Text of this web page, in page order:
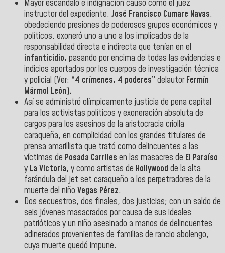
Mayor escándalo e indignación causó como el juez
instructor del expediente, José Francisco Cumare Navas,
obedeciendo presiones de poderosos grupos económicos y
políticos, exoneró uno a uno a los implicados de la
responsabilidad directa e indirecta que tenían en el
infanticidio, pasando por encima de todas las evidencias e
indicios aportados por los cuerpos de investigación técnica
y policial (Ver: “4 crímenes, 4 poderes” delautor Fermín
Mármol León).
Así se administró olímpicamente justicia de pena capital
para los activistas políticos y exoneración absoluta de
cargos para los asesinos de la aristocracia criolla
caraqueña, en complicidad con los grandes titulares de
prensa amarillista que trató como delincuentes a las
víctimas de Posada Carriles en las masacres de El Paraíso
y La Victoria, y como artistas de Hollywood de la alta
farándula del jet set caraqueño a los perpetradores de la
muerte del niño Vegas Pérez.
Dos secuestros, dos finales, dos justicias; con un saldo de
seis jóvenes masacrados por causa de sus ideales
patrióticos y un niño asesinado a manos de delincuentes
adinerados provenientes de familias de rancio abolengo,
cuya muerte quedó impune.